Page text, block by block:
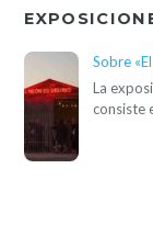
Sobre
La
consiste